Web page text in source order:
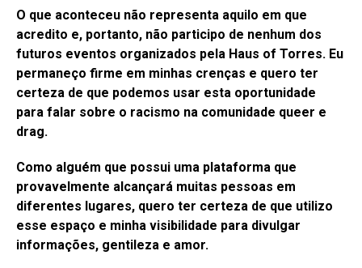
O que aconteceu não representa aquilo em que
acredito e, portanto, não participo de nenhum dos
futuros eventos organizados pela Haus of Torres. Eu
permaneço firme em minhas crenças e quero ter
certeza de que podemos usar esta oportunidade
para falar sobre o racismo na comunidade queer e
drag.
Como alguém que possui uma plataforma que
provavelmente alcançará muitas pessoas em
diferentes lugares, quero ter certeza de que utilizo
esse espaço e minha visibilidade para divulgar
informações, gentileza e amor.